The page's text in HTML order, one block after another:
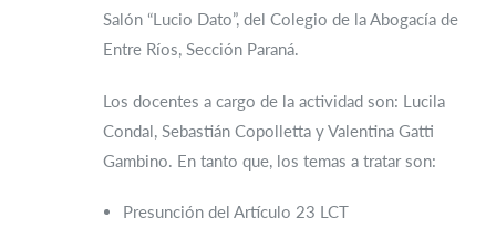
Salón “Lucio Dato”, del Colegio de la Abogacía de
Entre Ríos, Sección Paraná.
Los docentes a cargo de la actividad son: Lucila
Condal, Sebastián Copolletta y Valentina Gatti
Gambino. En tanto que, los temas a tratar son:
Presunción del Artículo 23 LCT